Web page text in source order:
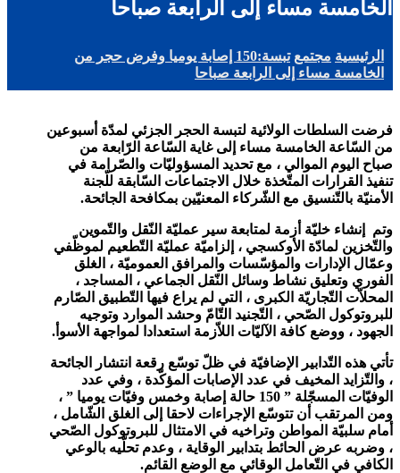
الخامسة مساء إلى الرابعة صباحا
الرئيسية مجتمع
تبسة:150 إصابة يوميا وفرض حجر من
الخامسة مساء إلى الرابعة صباحا
فرضت السلطات الولائية لتبسة الحجر الجزئي لمدّة أسبوعين
من السّاعة الخامسة مساء إلى غاية السّاعة الرّابعة من
صباح اليوم الموالي ، مع تحديد المسؤوليّات والصّرامة في
تنفيذ القرارات المتّخذة خلال الاجتماعات السّابقة للّجنة
الأمنيّة بالتّنسيق مع الشّركاء المعنيّين بمكافحة الجائحة.
وتم إنشاء خليّة أزمة لمتابعة سير عمليّة النّقل والتّموين
والتّخزين لمادّة الأوكسجي ، إلزاميّة عمليّة التّطعيم لموظّفي
وعمّال الإدارات والمؤسّسات والمرافق العموميّة ، الغلق
الفوري وتعليق نشاط وسائل النّقل الجماعي ، المساجد ،
المحلاّت التّجاريّة الكبرى ، التي لم يراع فيها التّطبيق الصّارم
للبروتوكول الصّحي ، التّجنيد التّامّ وحشد الموارد وتوجيه
الجهود ، ووضع كافة الآليّات اللاّزمة استعدادا لمواجهة الأسوأ .
تأتي هذه التّدابير الإضافيّة في ظلّ توسّع رقعة انتشار الجائحة
، والتّزايد المخيف في عدد الإصابات المؤكّدة ، وفي عدد
الوفيّات المسجّلة ” 150 حالة إصابة وخمس وفيّات يوميا ” ،
ومن المرتقب أن تتوسّع الإجراءات لاحقا إلى الغلق الشّامل ،
أمام سلبيّة المواطن وتراخيه في الامتثال للبروتوكول الصّحي
، وضربه عرض الحائط بتدابير الوقاية ، وعدم تحلّيه بالوعي
الكافي في التّعامل الوقائي مع الوضع القائم.